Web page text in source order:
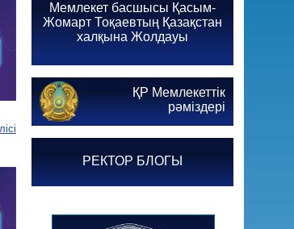
Мемлекет басшысы Қасым-
Жомарт Тоқаевтың Қазақстан
халқына Жолдауы
ҚР Мемлекеттік
рәміздері
РЕКТОР БЛОГЫ